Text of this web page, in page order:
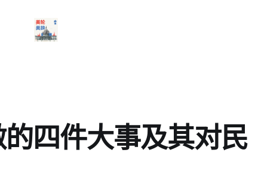
四件大事及其对民